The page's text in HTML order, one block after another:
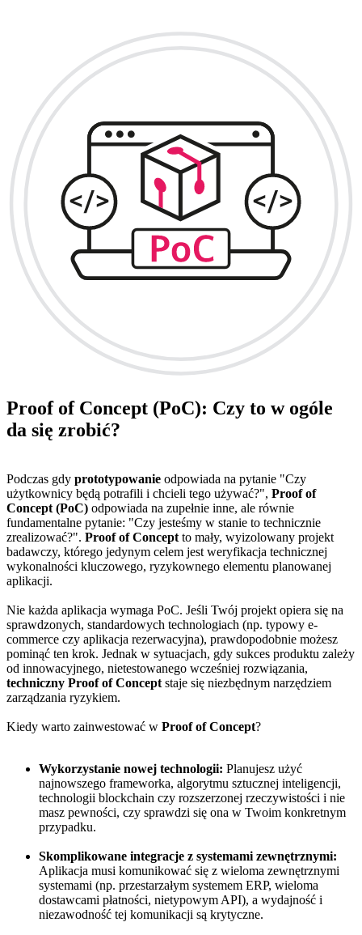
Proof of Concept (PoC): Czy to w ogóle
da się zrobić?
Podczas gdy prototypowanie odpowiada na pytanie "Czy
użytkownicy będą potrafili i chcieli tego używać?", Proof of
Concept (PoC) odpowiada na zupełnie inne, ale równie
fundamentalne pytanie: "Czy jesteśmy w stanie to technicznie
zrealizować?". Proof of Concept to mały, wyizolowany projekt
badawczy, którego jedynym celem jest weryfikacja technicznej
wykonalności kluczowego, ryzykownego elementu planowanej
aplikacji.
Nie każda aplikacja wymaga PoC. Jeśli Twój projekt opiera się na
sprawdzonych, standardowych technologiach (np. typowy e-
commerce czy aplikacja rezerwacyjna), prawdopodobnie możesz
pominąć ten krok. Jednak w sytuacjach, gdy sukces produktu zależy
od innowacyjnego, nietestowanego wcześniej rozwiązania,
techniczny Proof of Concept staje się niezbędnym narzędziem
zarządzania ryzykiem.
Kiedy warto zainwestować w Proof of Concept?
Wykorzystanie nowej technologii: Planujesz użyć
najnowszego frameworka, algorytmu sztucznej inteligencji,
technologii blockchain czy rozszerzonej rzeczywistości i nie
masz pewności, czy sprawdzi się ona w Twoim konkretnym
przypadku.
Skomplikowane integracje z systemami zewnętrznymi:
Aplikacja musi komunikować się z wieloma zewnętrznymi
systemami (np. przestarzałym systemem ERP, wieloma
dostawcami płatności, nietypowym API), a wydajność i
niezawodność tej komunikacji są krytyczne.